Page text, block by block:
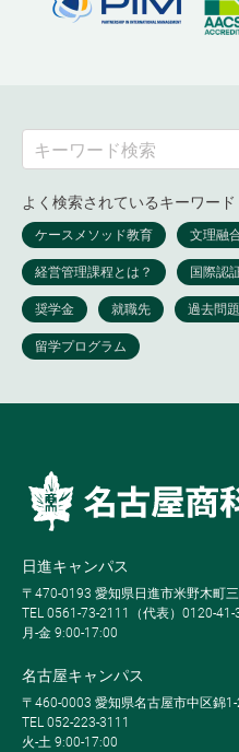
よく検索されているキーワード
日進キャンパス
〒470-0193 愛知県日進市米野木町
TEL 0561-73-2111（代表）0120-41-
月-金 9:00-17:00
名古屋キャンパス
〒460-0003 愛知県名古屋市中区錦1-
TEL 052-223-3111
火-土 9:00-17:00